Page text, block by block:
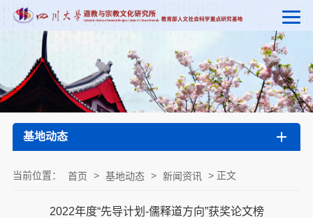
基地动态
当前位置： 首页 > 基地动态 > 新闻资讯 > 正文
2022年度“先导计划-儒释道方向”获奖论文榜